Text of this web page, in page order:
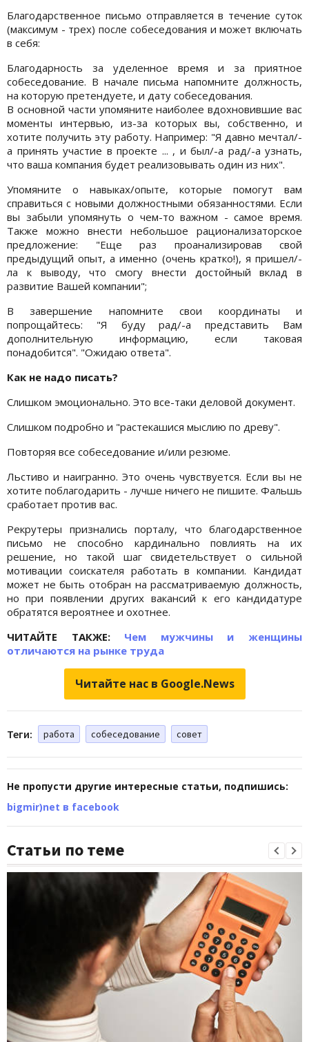
Благодарственное письмо отправляется в течение суток
(максимум - трех) после собеседования и может включать
в себя:
Благодарность за уделенное время и за приятное
собеседование. В начале письма напомните должность,
на которую претендуете, и дату собеседования.
В основной части упомяните наиболее вдохновившие вас
моменты интервью, из-за которых вы, собственно, и
хотите получить эту работу. Например: "Я давно мечтал/-
а принять участие в проекте ... , и был/-а рад/-а узнать,
что ваша компания будет реализовывать один из них".
Упомяните о навыках/опыте, которые помогут вам
справиться с новыми должностными обязанностями. Если
вы забыли упомянуть о чем-то важном - самое время.
Также можно внести небольшое рационализаторское
предложение: "Еще раз проанализировав свой
предыдущий опыт, а именно (очень кратко!), я пришел/-
ла к выводу, что смогу внести достойный вклад в
развитие Вашей компании";
В завершение напомните свои координаты и
попрощайтесь: "Я буду рад/-а представить Вам
дополнительную информацию, если таковая
понадобится". "Ожидаю ответа".
Как не надо писать?
Слишком эмоционально. Это все-таки деловой документ.
Слишком подробно и "растекашися мыслию по древу".
Повторяя все собеседование и/или резюме.
Льстиво и наигранно. Это очень чувствуется. Если вы не
хотите поблагодарить - лучше ничего не пишите. Фальшь
сработает против вас.
Рекрутеры признались порталу, что благодарственное
письмо не способно кардинально повлиять на их
решение, но такой шаг свидетельствует о сильной
мотивации соискателя работать в компании. Кандидат
может не быть отобран на рассматриваемую должность,
но при появлении других вакансий к его кандидатуре
обратятся вероятнее и охотнее.
ЧИТАЙТЕ ТАКЖЕ: Чем мужчины и женщины
отличаются на рынке труда
Читайте нас в Google.News
Теги: работа собеседование совет
Не пропусти другие интересные статьи, подпишись:
bigmir)net в facebook
Статьи по теме